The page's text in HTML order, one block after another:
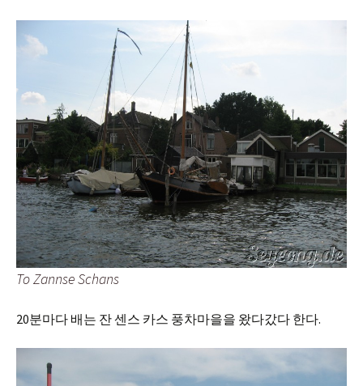
To Zannse Schans
20분마다 배는 잔 센스 카스 풍차마을을 왔다갔다 한다.